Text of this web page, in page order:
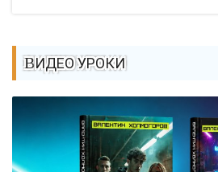
ВИДЕО УРОКИ